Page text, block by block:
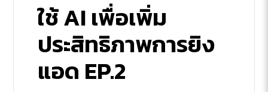
ใช้ AI เพื่อเพิ่ม
ประสิทธิภาพการยิง
แอด EP.2